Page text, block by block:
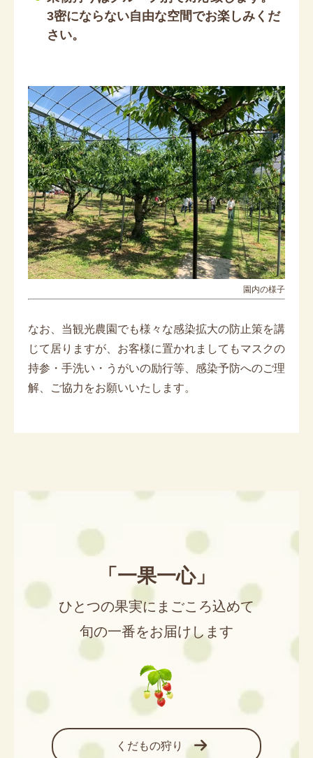
3密にならない自由な空間でお楽しみくだ
さい。
園内の様子
なお、当観光農園でも様々な感染拡大の防止策を講
じて居りますが、お客様に置かれましてもマスクの
持参・手洗い・うがいの励行等、感染予防へのご理
解、ご協力をお願いいたします。
「一果一心」
ひとつの果実にまごころ込めて
旬の一番をお届けします
くだもの狩り